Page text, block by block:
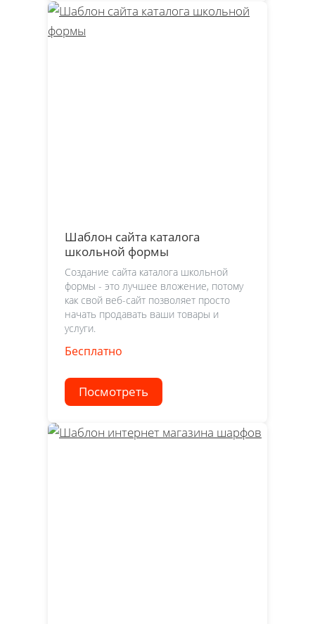
Шаблон сайта каталога
школьной формы
Создание сайта каталога школьной
формы - это лучшее вложение, потому
как свой веб-сайт позволяет просто
начать продавать ваши товары и
услуги.
Бесплатно
Посмотреть